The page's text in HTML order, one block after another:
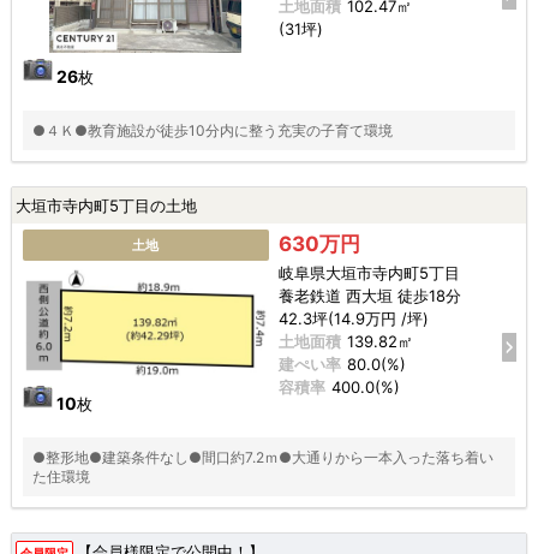
26枚
土地面積 102.47㎡
(31坪)
●４Ｋ●教育施設が徒歩10分内に整う充実の子育て環境
大垣市寺内町5丁目の土地
土地
10枚
630万円
岐阜県大垣市寺内町5丁目
養老鉄道 西大垣 徒歩18分
42.3坪(14.9万円 /坪)
土地面積 139.82㎡
建ぺい率 80.0(%)
容積率 400.0(%)
●整形地●建築条件なし●間口約7.2ｍ●大通りから一本入った落ち着い
た住環境